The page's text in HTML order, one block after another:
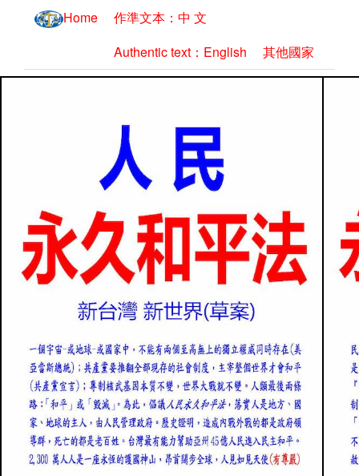
Home
作準文本：中 文
Authentic text：English
其他國家